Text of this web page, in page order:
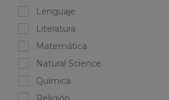
Lenguaje
Literatura
Matemática
Natural Science
Química